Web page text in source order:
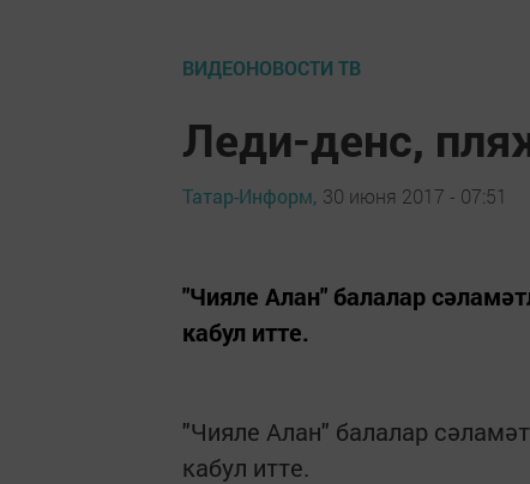
ВИДЕОНОВОСТИ ТВ
Леди-денс,
Татар-Информ, 30 июня 2017 - 07:51
"Чияле Алан" балалар
кабул итте.
"Чияле Алан" балалар
кабул итте.